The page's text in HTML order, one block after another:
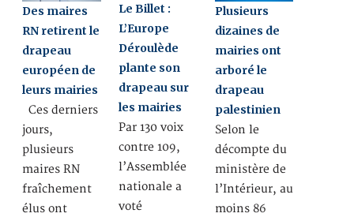
Des maires
RN retirent le
drapeau
européen de
leurs mairies
Ces derniers
jours,
plusieurs
maires RN
fraîchement
élus ont
Le Billet :
L’Europe
Déroulède
plante son
drapeau sur
les mairies
Par 130 voix
contre 109,
l’Assemblée
nationale a
voté
Plusieurs
dizaines de
mairies ont
arboré le
drapeau
palestinien
Selon le
décompte du
ministère de
l’Intérieur, au
moins 86